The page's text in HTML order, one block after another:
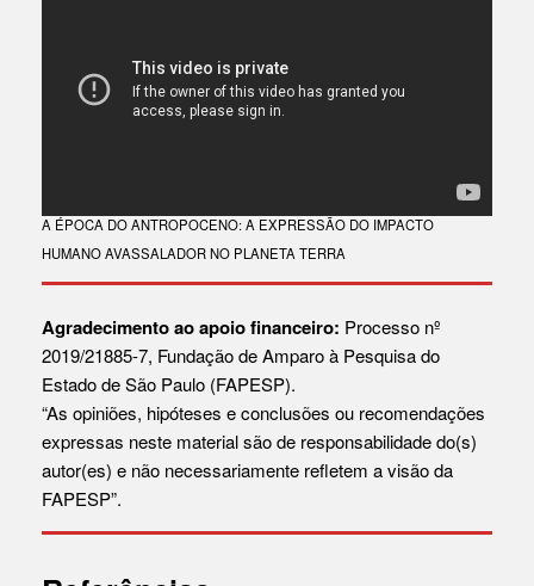
A ÉPOCA DO ANTROPOCENO: A EXPRESSÃO DO IMPACTO
HUMANO AVASSALADOR NO PLANETA TERRA
Agradecimento ao apoio financeiro: Processo nº
2019/21885-7, Fundação de Amparo à Pesquisa do
Estado de São Paulo (FAPESP).
“As opiniões, hipóteses e conclusões ou recomendações
expressas neste material são de responsabilidade do(s)
autor(es) e não necessariamente refletem a visão da
FAPESP”.